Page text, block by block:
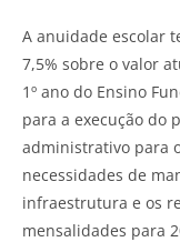
A anuidade escolar
7,5% sobre o valor
1º ano do Ensino
para a execução do
administrativo para
necessidades de
infraestrutura e os
mensalidades para